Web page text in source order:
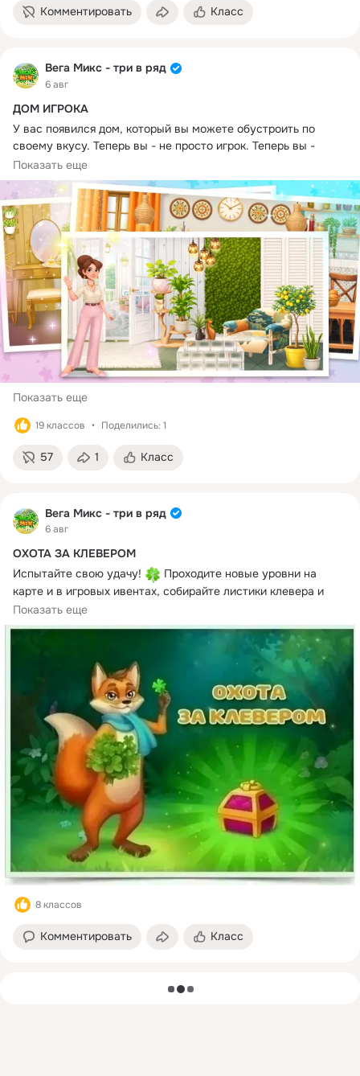
Комментировать Класс
Вега Микс - три в ряд
6 авг
ДОМ ИГРОКА
У вас появился дом, который вы можете обустроить по
своему вкусу. Теперь вы - не просто игрок. Теперь вы -
главный дизайнер интерьеров!
Вы сами сможете создать место, где вам будет комфортно,
красиво и спокойно.
Ваш вкус уникален. Никто не расставит мебель так, как вы.
Никто не подберет сочетание цветов так, как это сделаете
вы. Мы лишь даем краски, а шедевр создадите вы!
Творите! Или вытворяйте
#ВегаМикс #BroccoliGames
Показать еще
Показать еще
19 классов Поделились: 1
57 1 Класс
Вега Микс - три в ряд
6 авг
ОХОТА ЗА КЛЕВЕРОМ
Испытайте свою удачу!
Проходите новые уровни на
карте и в игровых ивентах, собирайте листики клевера и
получайте отличные призы!
Подробное описание события:
https://ok.ru/vegamix/topic/154935113378762
#BroccoliGames
Показать еще
8 классов
Комментировать Класс